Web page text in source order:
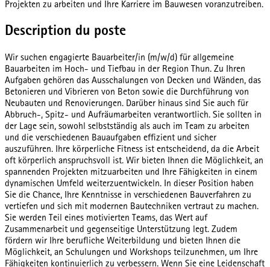
Projekten zu arbeiten und Ihre Karriere im Bauwesen voranzutreiben.
Description du poste
Wir suchen engagierte Bauarbeiter/in (m/w/d) für allgemeine
Bauarbeiten im Hoch- und Tiefbau in der Region Thun. Zu Ihren
Aufgaben gehören das Ausschalungen von Decken und Wänden, das
Betonieren und Vibrieren von Beton sowie die Durchführung von
Neubauten und Renovierungen. Darüber hinaus sind Sie auch für
Abbruch-, Spitz- und Aufräumarbeiten verantwortlich. Sie sollten in
der Lage sein, sowohl selbstständig als auch im Team zu arbeiten
und die verschiedenen Bauaufgaben effizient und sicher
auszuführen. Ihre körperliche Fitness ist entscheidend, da die Arbeit
oft körperlich anspruchsvoll ist. Wir bieten Ihnen die Möglichkeit, an
spannenden Projekten mitzuarbeiten und Ihre Fähigkeiten in einem
dynamischen Umfeld weiterzuentwickeln. In dieser Position haben
Sie die Chance, Ihre Kenntnisse in verschiedenen Bauverfahren zu
vertiefen und sich mit modernen Bautechniken vertraut zu machen.
Sie werden Teil eines motivierten Teams, das Wert auf
Zusammenarbeit und gegenseitige Unterstützung legt. Zudem
fördern wir Ihre berufliche Weiterbildung und bieten Ihnen die
Möglichkeit, an Schulungen und Workshops teilzunehmen, um Ihre
Fähigkeiten kontinuierlich zu verbessern. Wenn Sie eine Leidenschaft